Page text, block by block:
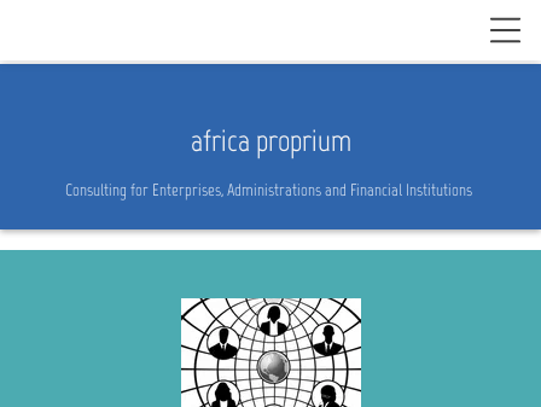
africa proprium
Consulting for Enterprises, Administrations and Financial Institutions